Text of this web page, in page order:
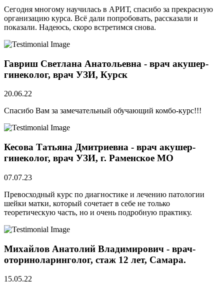
Сегодня многому научилась в АРИТ, спасибо за прекрасную
организацию курса. Всё дали попробовать, рассказали и
показали. Надеюсь, скоро встретимся снова.
Гавриш Светлана Анатольевна - врач акушер-
гинеколог, врач УЗИ, Курск
20.06.22
Спасибо Вам за замечательный обучающий комбо-курс!!!
Кесова Татьяна Дмитриевна - врач акушер-
гинеколог, врач УЗИ, г. Раменское МО
07.07.23
Превосходный курс по диагностике и лечению патологии
шейки матки, который сочетает в себе не только
теоретическую часть, но и очень подробную практику.
Михайлов Анатолий Владимирович - врач-
оториноларинголог, стаж 12 лет, Самара.
15.05.22